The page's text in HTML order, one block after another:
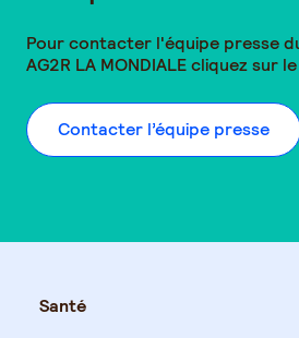
Pour contacter l'équipe presse
AG2R LA MONDIALEcliquez sur
Contacter l’équipe presse
Santé